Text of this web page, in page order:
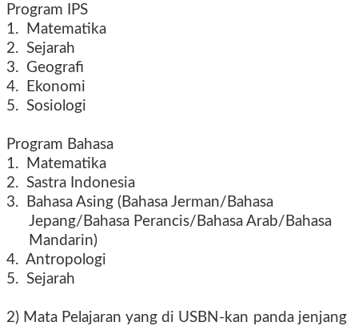
Program IPS
1. Matematika
2. Sejarah
3. Geografi
4. Ekonomi
5. Sosiologi
Program Bahasa
1. Matematika
2. Sastra Indonesia
3. Bahasa Asing (Bahasa Jerman/Bahasa
Jepang/Bahasa Perancis/Bahasa Arab/Bahasa
Mandarin)
4. Antropologi
5. Sejarah
2) Mata Pelajaran yang di USBN-kan panda jenjang